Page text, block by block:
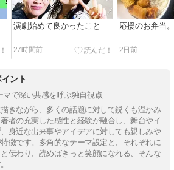
演劇始めて良かったこと
27時間前
応援のお弁当。
2日前
ント
マで深い共感を呼ぶ独自視点
きながら、多くの話題に対して鋭くも温かみ
者の充実した感性と経験が融合し、舞台やイ
身近な出来事やアイデアに対しても親しみや
徴です。多角的なテーマ設定と、それぞれに
伝わり、読めばきっと笑顔になれる、そんな